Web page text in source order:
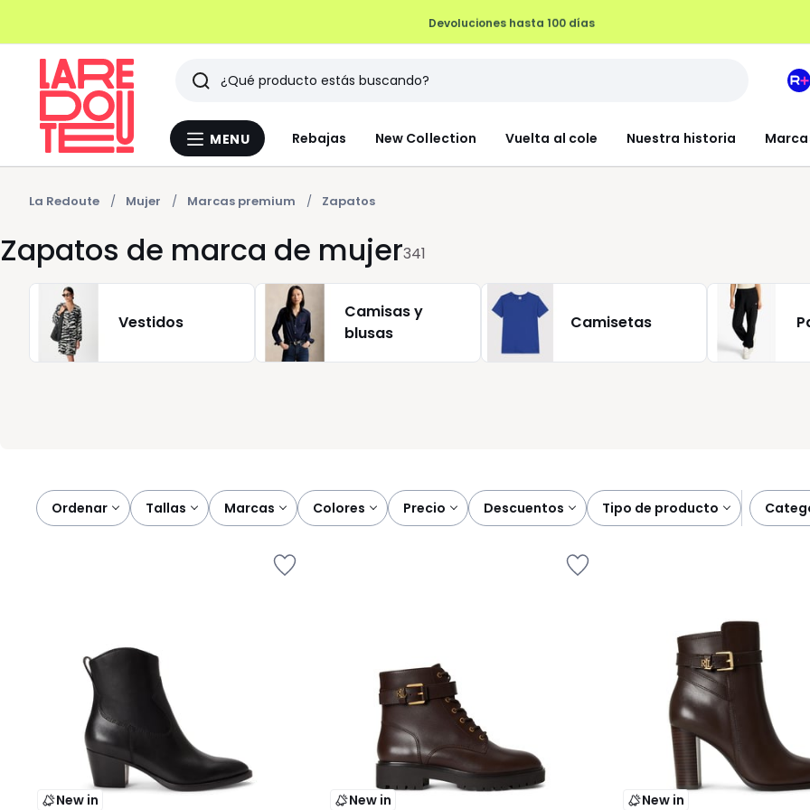
Devoluciones hasta 100 días
Menu
MENU Rebajas New Collection Vuelta al cole Nuestra historia
Buscar
Últimos
artículos
vistos
Mi
La Redoute Mujer Marcas premium Zapatos
Zapatos de marca de mujer341
Vestidos
Camisas y
blusas
Camisetas
Ordenar
tallas marcas colores precio descuentos tipo de producto
New in New in New in